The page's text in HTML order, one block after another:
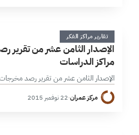
ا1 دقائق
تقارير مراكز الفكر
الإصدار الثامن عشر من تقرير
مراكز الدراسات
الإصدار الثامن عشر من تقرير رصد
مركز عمران·22 نوفمبر 2015